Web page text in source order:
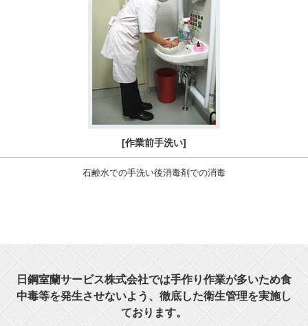
[作業前手洗い]
石鹸水での手洗い後消毒剤での消毒
日鋼室蘭サービス株式会社では手作り作業が多いため食
中毒等を発生させないよう、徹底した衛生管理を実施し
ております。